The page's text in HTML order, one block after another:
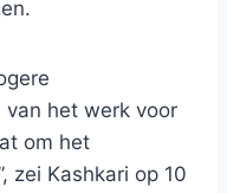
het werk voor
om het
zei Kashkari op 10